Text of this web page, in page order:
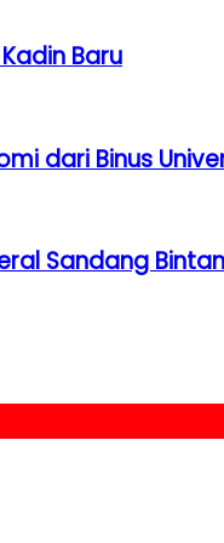
Baru
dari Binus
Sandang